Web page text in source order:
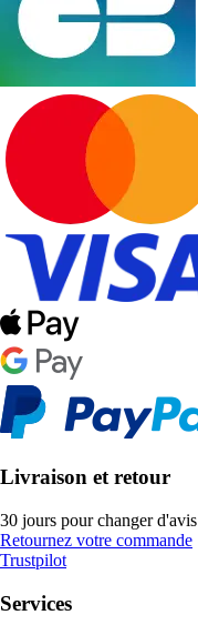
Livraison et retour
30 jours pour changer d'avis
Retournez votre commande
Trustpilot
Services